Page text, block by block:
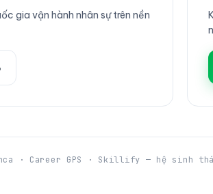
gia vận hành nhân sự trên nền
· Career GPS · Skillify — hệ sinh